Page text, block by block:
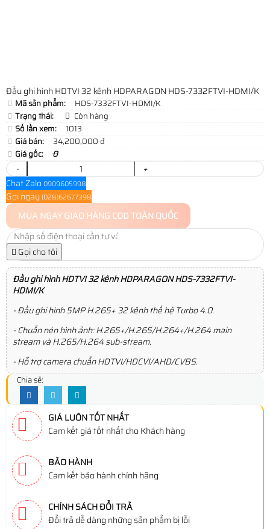
Đầu ghi hình HDTVI 32 kênh HDPARAGON HDS-7332FTVI-HDMI/K
Mã sản phẩm:
HDS-7332FTVI-HDMI/K
Trạng thái:
Còn hàng
Số lần xem:
1013
Giá bán:
34,200,000 đ
Giá gốc:
0
-
+
Chat Zalo 0909605998
Gọi ngay (028)62677398
MUA NGAYGIAO HÀNG COD TOÀN QUỐC
Gọi cho tôi
Đầu ghi hình HDTVI 32 kênh HDPARAGON HDS-7332FTVI-
HDMI/K
- Đầu ghi hình 5MP H.265+ 32 kênh thế hệ Turbo 4.0.
- Chuẩn nén hình ảnh: H.265+/H.265/H.264+/H.264 main
stream và H.265/H.264 sub-stream.
- Hỗ trợ camera chuẩn HDTVI/HDCVI/AHD/CVBS.
Chia sẻ:
GIÁ LUÔN TỐT NHẤT
Cam kết giá tốt nhất cho Khách hàng
BẢO HÀNH
Cam kết bảo hành chính hãng
CHÍNH SÁCH ĐỔI TRẢ
Đổi trả dễ dàng những sản phẩm bị lỗi